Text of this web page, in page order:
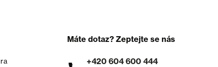
Máte dotaz? Zeptejte se nás
+420 604 600 444